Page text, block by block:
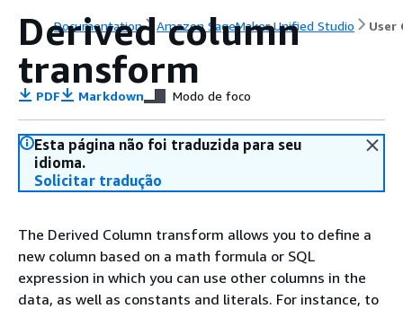
Documentation Amazon SageMaker Unified Studio User
Derived column
transform
PDF Markdown Modo de foco
Esta página não foi traduzida para seu
idioma.
Solicitar tradução
The Derived Column transform allows you to define a
new column based on a math formula or SQL
expression in which you can use other columns in the
data, as well as constants and literals. For instance, to